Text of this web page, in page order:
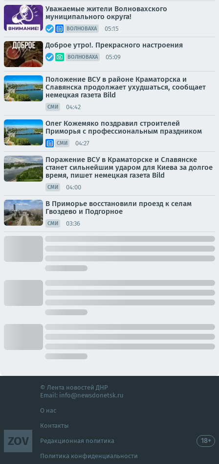
Уважаемые жители Волновахского
муниципального округа!
ВОЛНОВАХА 05:15
Доброе утро!. Прекрасного настроения
ВОЛНОВАХА 05:09
Положение ВСУ в районе Краматорска и
Славянска продолжает ухудшаться, сообщает
немецкая газета Bild
СМИ 04:42
Олег Кожемяко поздравил строителей
Приморья с профессиональным праздником
СМИ 04:27
Поражение ВСУ в Краматорске и Славянске
станет сильнейшим ударом для Киева за долгое
время, пишет немецкая газета Bild
СМИ 04:00
В Приморье восстановили проезд к селам
Гвоздево и Подгорное
СМИ 03:36
ZOV
© Лента новостей ДНР
Email: info@newsdonetsk.ru
О нас
Контакты
Редакционная политика
Политика конфиденциальности
18+